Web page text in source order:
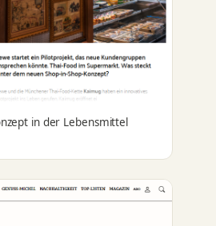
in der Lebensmittel